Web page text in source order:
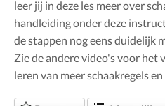
leer jij in deze les meer over
handleiding onder deze
de stappen nog eens duidelijk
Zie de andere video's voor het
leren van meer schaakregels